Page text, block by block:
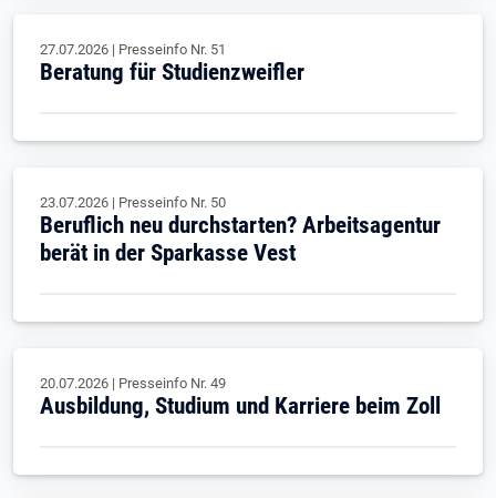
27.07.2026 | Presseinfo Nr. 51
Beratung für Studienzweifler
23.07.2026 | Presseinfo Nr. 50
Beruflich neu durchstarten? Arbeitsagentur
berät in der Sparkasse Vest
20.07.2026 | Presseinfo Nr. 49
Ausbildung, Studium und Karriere beim Zoll